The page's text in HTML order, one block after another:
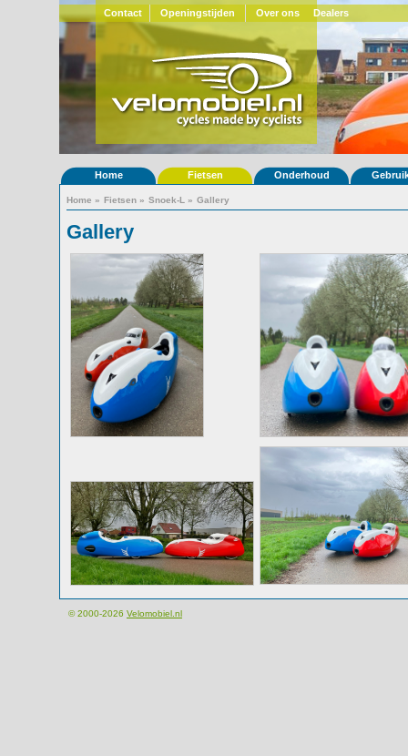
Contact Openingstijden Over ons Dealers
Home Fietsen Onderhoud
Home » Fietsen » Snoek-L » Gallery
Gallery
© 2000-2026 Velomobiel.nl